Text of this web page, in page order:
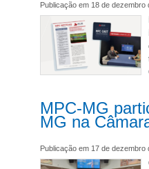
Publicação em 18 de dezembro
MPC-MG
MG na
Publicação em 17 de dezembro